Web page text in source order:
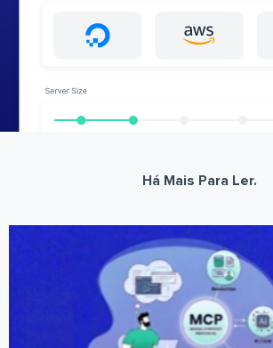
Há Mais Para Ler.